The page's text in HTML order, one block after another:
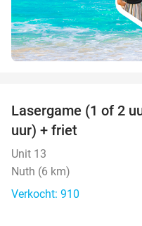
Lasergame (1 of 2
uur) + friet
Unit 13
Nuth (6 km)
Verkocht: 910